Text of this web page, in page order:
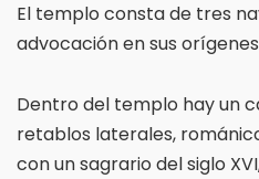
El templo consta de tres
advocación en sus
Dentro del templo hay un
retablos laterales,
con un sagrario del siglo